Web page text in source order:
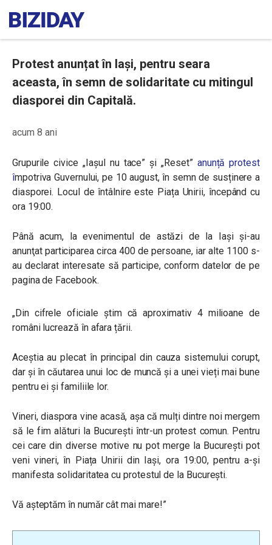
Protest anunțat în Iași, pentru seara
aceasta, în semn de solidaritate cu mitingul
diasporei din Capitală.
acum 8 ani
Grupurile civice„Iașul nu tace” și „Reset” anunță protest
împotriva Guvernului, pe 10 august, în semn de susținere a
diasporei. Locul de întâlnire este Piața Unirii, începând cu
ora 19:00.
Până acum, la evenimentul de astăzi de la Iași şi-au
anunţat participarea circa 400 de persoane, iar alte 1100 s-
au declarat interesate să participe, conform datelor de pe
pagina de Facebook.
„Din cifrele oficiale știm că aproximativ 4 milioane de
români lucrează în afara țării.
Aceștia au plecat în principal din cauza sistemului corupt,
dar și în căutarea unui loc de muncă și a unei vieți mai bune
pentru ei și familiile lor.
Vineri, diaspora vine acasă, așa că mulți dintre noi mergem
să le fim alături la București într-un protest comun. Pentru
cei care din diverse motive nu pot merge la București pot
veni vineri, în Piața Unirii din Iași, ora 19:00, pentru a-și
manifesta solidaritatea cu protestul de la București.
Vă așteptăm în număr cât mai mare!”